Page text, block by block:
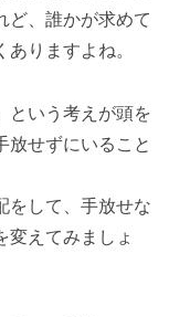
ど、誰かが求めて
りますよね。
という考えが頭を
放せずにいること
をして、手放せな
変えてみましょ